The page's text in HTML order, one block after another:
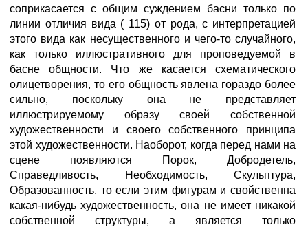
соприкасается с общим суждением басни только по
линии отличия вида ( 115) от рода, с интерпретацией
этого вида как несущественного и чего-то случайного,
как только иллюстративного для проповедуемой в
басне общности. Что же касается схематического
олицетворения, то его общность явлена гораздо более
сильно, поскольку она не представляет
иллюстрируемому образу своей собственной
художественности и своего собственного принципа
этой художественности. Наоборот, когда перед нами на
сцене появляются Порок, Добродетель,
Справедливость, Необходимость, Скульптура,
Образованность, то если этим фигурам и свойственна
какая-нибудь художественность, она не имеет никакой
собственной структуры, а является только